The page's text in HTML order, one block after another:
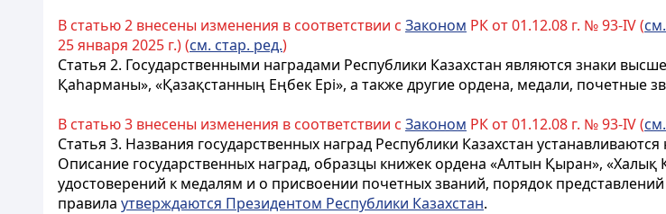
В статью 2 внесены изменения в соответствии с Законом РК от 01.12.08 г. № 93-IV (
25 января 2025 г.) (см. стар. ред.)
Статья 2. Государственными наградами Республики Казахстан являются знаки
Қаһарманы», «Қазақстанның Еңбек Ері», а также другие ордена, медали, почетные
В статью 3 внесены изменения в соответствии с Законом РК от 01.12.08 г. № 93-IV (
Статья 3. Названия государственных наград Республики Казахстан
Описание государственных наград, образцы книжек ордена «Алтын Қыран»,
удостоверений к медалям и о присвоении почетных званий, порядок
правила утверждаются Президентом Республики Казахстан.